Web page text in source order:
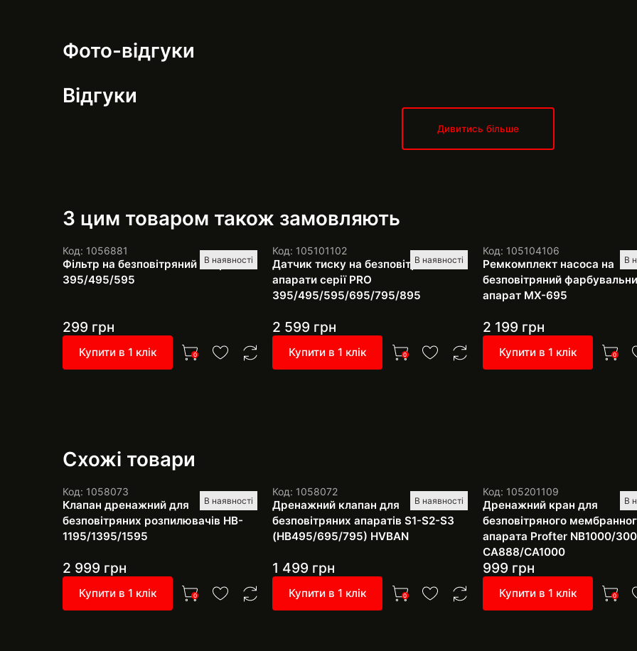
Фото-відгуки
Відгуки
Дивитись більше
З цим товаром також замовляють
В наявності
Код: 1056881
Фільтр на безповітряний апарат
395/495/595
299 грн
Купити в 1 клік 0
В наявності
Код: 105101102
Датчик тиску на безповітряні
апарати серії PRO
395/495/595/695/795/895
2 599 грн
Купити в 1 клік 0
В
Код: 105104106
Ремкомплект насоса на
безповітряний
апарат MX-695
2 199 грн
Купити в 1 клік 0
Схожі товари
В наявності
Код: 1058073
Клапан дренажний для
безповітряних розпилювачів HB-
1195/1395/1595
2 999 грн
Купити в 1 клік 0
В наявності
Код: 1058072
Дренажний клапан для
безповітряних апаратів S1-S2-S3
(HB495/695/795) HVBAN
1 499 грн
Купити в 1 клік 0
В
Код: 105201109
Дренажний кран для
безповітряного
апарата Profter NB1000/
CA888/CA1000
999 грн
Купити в 1 клік 0